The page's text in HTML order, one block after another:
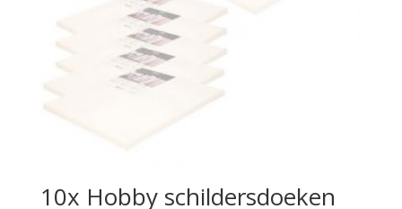
10x Hobby schildersdoeken